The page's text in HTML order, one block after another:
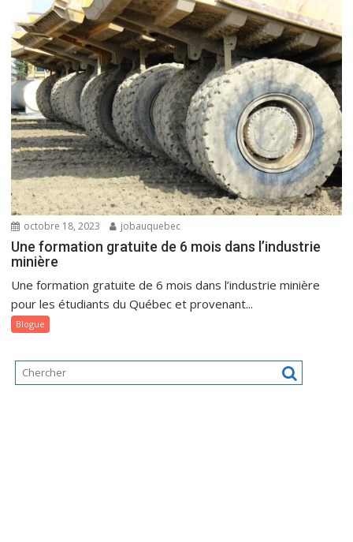
octobre 18, 2023 jobauquebec
Une formation gratuite de 6 mois dans l’industrie
minière
Une formation gratuite de 6 mois dans l’industrie minière
pour les étudiants du Québec et provenant...
Blogue